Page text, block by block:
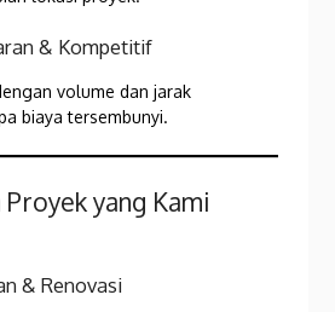
& Kompetitif
volume dan jarak
biaya tersembunyi.
Proyek yang Kami
& Renovasi